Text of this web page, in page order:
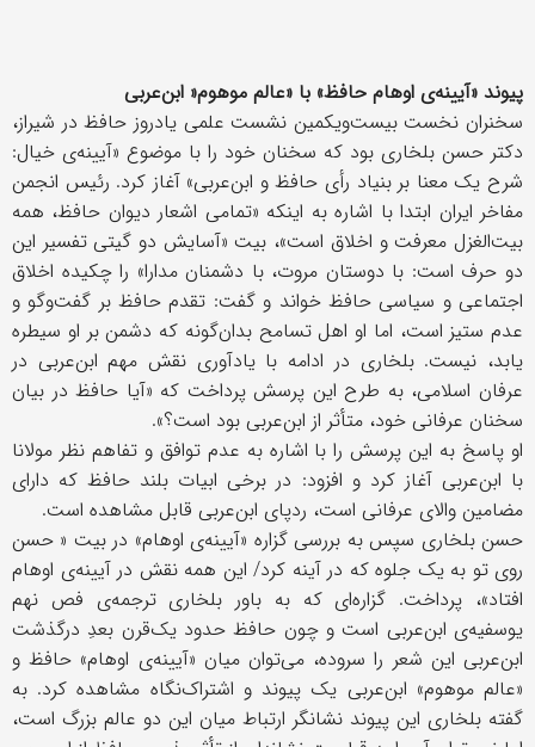
پیوند «آیینه‌ی اوهام حافظ» با «عالم موهوم« ابن‌عربی
سخنران نخست بیست‌ویکمین نشست علمی یادروز حافظ در شیراز،
دکتر حسن بلخاری بود که سخنان خود را با موضوع «آیینه‌ی خیال:
شرح یک معنا بر بنیاد رأی حافظ و ابن‌عربی» آغاز کرد. رئیس انجمن
مفاخر ایران ابتدا با اشاره به اینکه «تمامی اشعار دیوان حافظ، همه
بیت‌الغزل معرفت و اخلاق است»، بیت «آسایش دو گیتی تفسیر این
دو حرف است: با دوستان مروت، با دشمنان مدارا» را چکیده اخلاق
اجتماعی و سیاسی حافظ خواند و گفت: تقدم حافظ بر گفت‌وگو و
عدم ستیز است، اما او اهل تسامح بدان‌گونه که دشمن بر او سیطره
یابد، نیست. بلخاری در ادامه با یادآوری نقش مهم ابن‌عربی در
عرفان اسلامی، به طرح این پرسش پرداخت که «آیا حافظ در بیان
سخنان عرفانی خود، متأثر از ابن‌عربی بود است؟».
او پاسخ به این پرسش را با اشاره به عدم توافق و تفاهم نظر مولانا
با ابن‌عربی آغاز کرد و افزود: در برخی ابیات بلند حافظ که دارای
مضامین والای عرفانی است، ردپای ابن‌عربی قابل مشاهده است.
حسن بلخاری سپس به بررسی گزاره‌ «آیینه‌ی اوهام» در بیت « حسن
روی تو به یک جلوه که در آینه کرد/ این همه نقش در آیینه‌ی اوهام
افتاد»، پرداخت. گزاره‌ای که به باور بلخاری ترجمه‌ی فص نهم
یوسفیه‌ی ابن‌عربی است و چون حافظ حدود یک‌قرن بعدِ درگذشت
ابن‌عربی این شعر را سروده، می‌توان میان «آیینه‌ی اوهام» حافظ و
«عالم موهوم» ابن‌عربی یک پیوند و اشتراک‌نگاه مشاهده کرد. به
گفته بلخاری این پیوند نشانگر ارتباط میان این دو عالم بزرگ است،